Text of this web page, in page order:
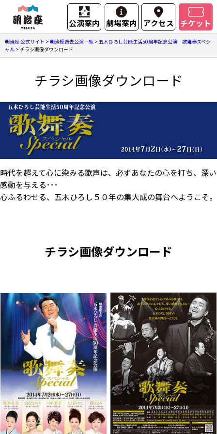
公演案内 劇場案内 アクセス チケット
明治座 公式サイト > 明治座過去公演一覧 > 五木ひろし芸能生活50周年記念公演 歌舞奏スペシ
ャル > チラシ画像ダウンロード
チラシ画像ダウンロード
時代を超えて心に染みる歌声は、必ずあなたの心を打ち、深い
感動を与える･･･
心ふるわせる、五木ひろし５０年の集大成の舞台へようこそ。
チラシ画像ダウンロード